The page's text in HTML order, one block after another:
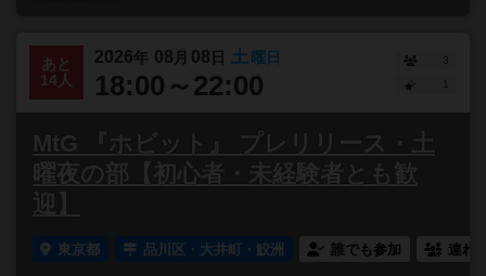
あと
14人
2026年 08 月 08 日 土 曜日
18:00～22:00
3
1
MtG 『ホビット』 プレリリース・土
曜夜の部【初心者・未経験者とも歓
迎】
東京都 品川区・大井町・鮫洲 誰でも参加 連れ